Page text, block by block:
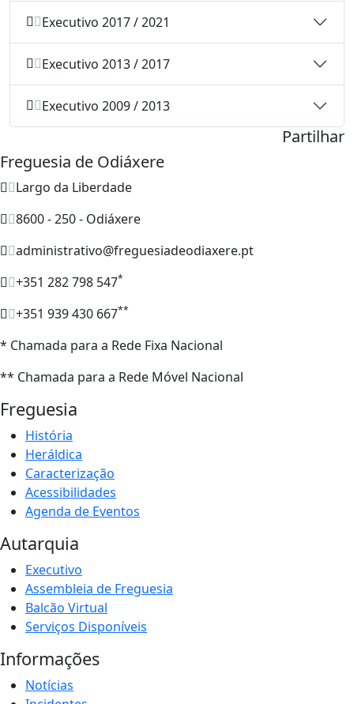
Executivo 2017 / 2021
Executivo 2013 / 2017
Executivo 2009 / 2013
Partilhar
Freguesia de Odiáxere
Largo da Liberdade
8600 - 250 - Odiáxere
administrativo@freguesiadeodiaxere.pt
+351 282 798 547*
+351 939 430 667**
* Chamada para a Rede Fixa Nacional
** Chamada para a Rede Móvel Nacional
Freguesia
História
Heráldica
Caracterização
Acessibilidades
Agenda de Eventos
Autarquia
Executivo
Assembleia de Freguesia
Balcão Virtual
Serviços Disponíveis
Informações
Notícias